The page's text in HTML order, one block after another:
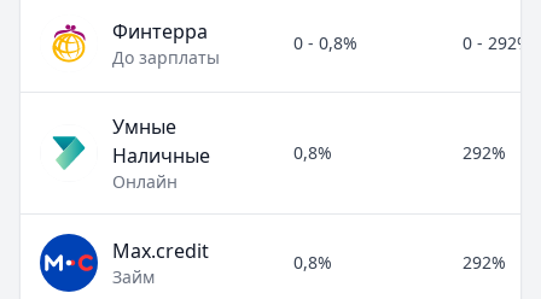
Финтерра
До зарплаты
0 - 0,8% 0 - 292%
Умные
Наличные
Онлайн
0,8% 292%
Max.credit
Займ
0,8% 292%